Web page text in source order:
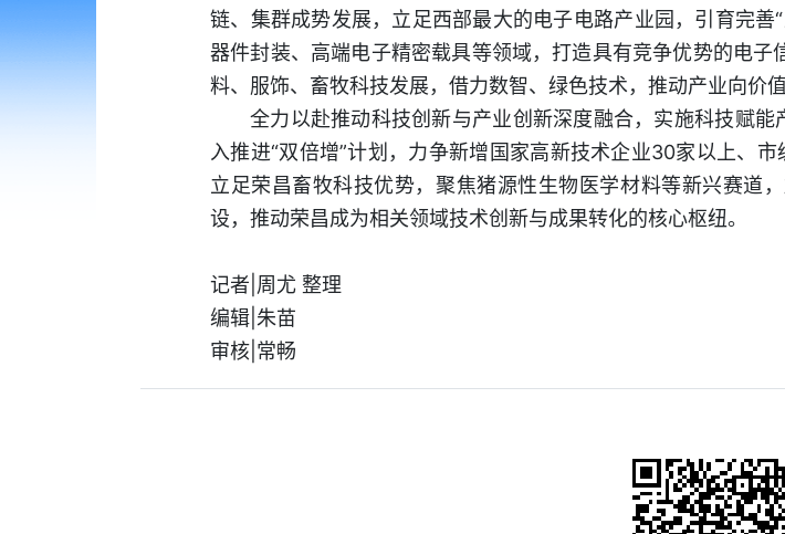
链、集群成势发展，立足西部最大的电子电路产业园，引育完
器件封装、高端电子精密载具等领域，打造具有竞争优势的电
料、服饰、畜牧科技发展，借力数智、绿色技术，推动产业向价值
全力以赴推动科技创新与产业创新深度融合，实施科技赋
入推进“双倍增”计划，力争新增国家高新技术企业30家以上、
立足荣昌畜牧科技优势，聚焦猪源性生物医学材料等新兴赛道
设，推动荣昌成为相关领域技术创新与成果转化的核心枢纽。
记者|周尤 整理
编辑|朱苗
审核|常畅